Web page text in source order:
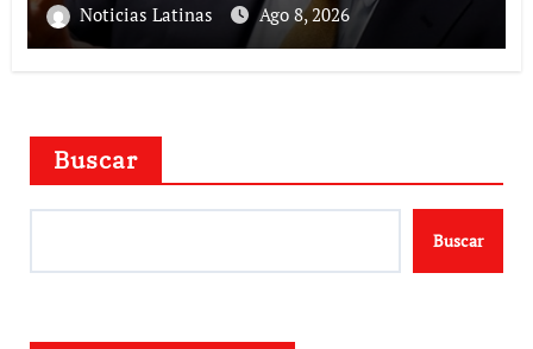
Noticias Latinas Ago 8, 2026
Buscar
Buscar